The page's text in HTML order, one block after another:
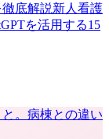
底解説新人看護
を活用する15